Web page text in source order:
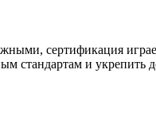
сертификация
стандартам и укрепить